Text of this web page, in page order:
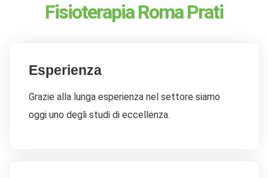
Fisioterapia Roma Prati
Esperienza
Grazie alla lunga esperienza nel settore siamo
oggi uno degli studi di eccellenza.